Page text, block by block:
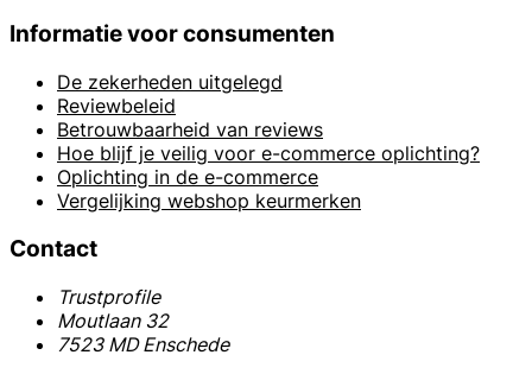
Informatie voor consumenten
De zekerheden uitgelegd
Reviewbeleid
Betrouwbaarheid van reviews
Hoe blijf je veilig voor e-commerce oplichting?
Oplichting in de e-commerce
Vergelijking webshop keurmerken
Contact
Trustprofile
Moutlaan 32
7523 MD Enschede